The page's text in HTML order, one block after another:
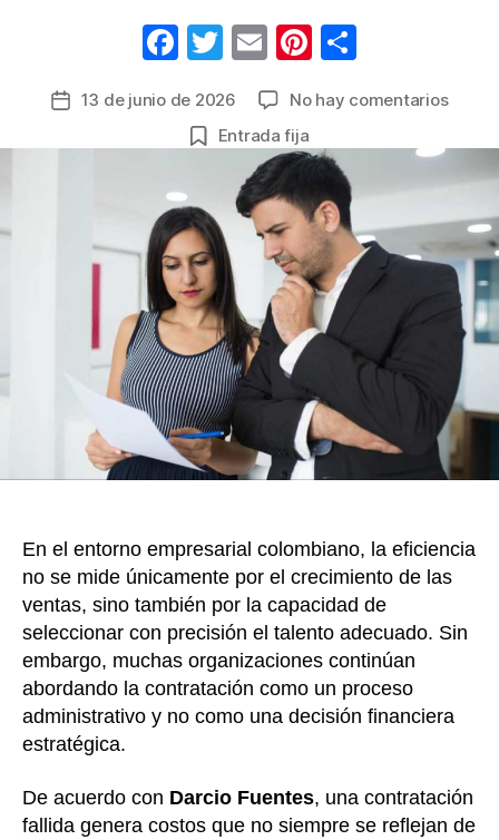
F
c
e
b
o
o
k
T
itt
er
E
ail
Pi
er
e
st
m
p
ar
tir
Fecha
la
13 de junio de 2026 No hay comentariosen
a
una
mala
en
las
Entrada fija
En el entorno empresarial colombiano, la eficiencia
no se mide únicamente por el crecimiento de las
ventas, sino también por la capacidad de
seleccionar con precisión el talento adecuado. Sin
embargo, muchas organizaciones continúan
abordando la contratación como un proceso
administrativo y no como una decisión financiera
estratégica.
De acuerdo con Darcio Fuentes, una contratación
fallida genera costos que no siempre se reflejan de